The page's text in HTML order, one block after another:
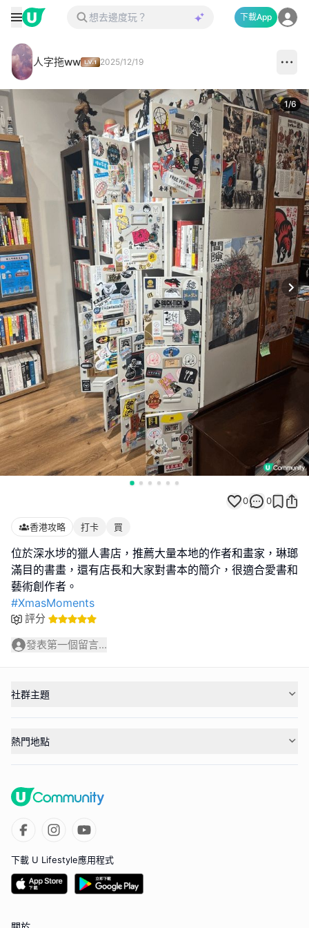
下載App
人字拖ww 2025/12/19
1/6
0 0
香港攻略 打卡 買
位於深水埗的獵人書店，推薦大量本地的作者和畫家，琳瑯
滿目的書畫，還有店長和大家對書本的簡介，很適合愛書和
#XmasMoments
評分
發表第一個留言...
社群主題
熱門地點
下載 U Lifestyle應用程式